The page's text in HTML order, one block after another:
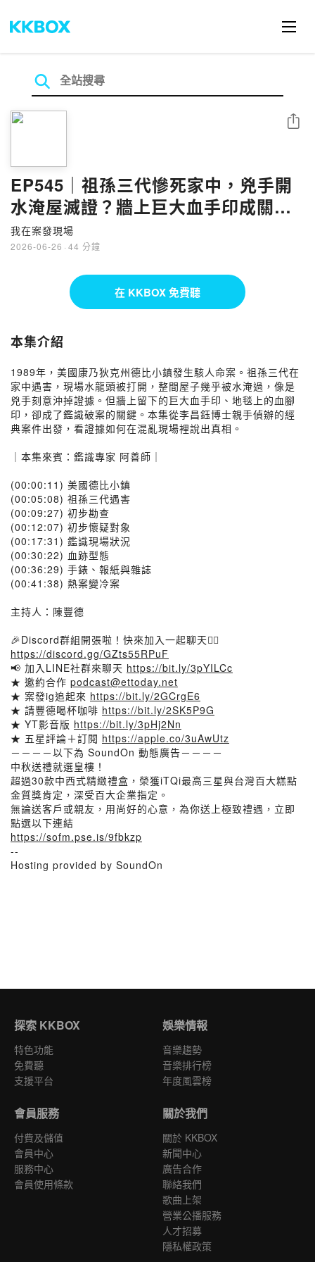
EP545｜祖孫三代慘死家中，兇手開
水淹屋滅證？牆上巨大血手印成關鍵
證據｜神秘血手印●上
我在案發現場
2026-06-26 · 44 分鐘
分享
在 KKBOX 免費聽
本集介紹
1989年，美國康乃狄克州德比小鎮發生駭人命案。祖孫三代在
家中遇害，現場水龍頭被打開，整間屋子幾乎被水淹過，像是
兇手刻意沖掉證據。但牆上留下的巨大血手印、地毯上的血腳
印，卻成了鑑識破案的關鍵。本集從李昌鈺博士親手偵辦的經
典案件出發，看證據如何在混亂現場裡說出真相。
｜本集來賓：鑑識專家 阿善師｜
(00:00:11) 美國德比小鎮
(00:05:08) 祖孫三代遇害
(00:09:27) 初步勘查
(00:12:07) 初步懷疑對象
(00:17:31) 鑑識現場狀況
(00:30:22) 血跡型態
(00:36:29) 手錶、報紙與雜誌
(00:41:38) 熱案變冷案
主持人：陳豐德
🎉Discord群組開張啦！快來加入一起聊天👉🏻
https://discord.gg/GZts55RPuF
📢 加入LINE社群來聊天 https://bit.ly/3pYILCc
★ 邀約合作 podcast@ettoday.net
★ 案發ig追起來 https://bit.ly/2GCrgE6
★ 請豐德喝杯咖啡 https://bit.ly/2SK5P9G
★ YT影音版 https://bit.ly/3pHj2Nn
★ 五星評論＋訂閱 https://apple.co/3uAwUtz
－－－－以下為 SoundOn 動態廣告－－－－
中秋送禮就選皇樓！
超過30款中西式精緻禮盒，榮獲iTQi最高三星與台灣百大糕點
金質獎肯定，深受百大企業指定。
無論送客戶或親友，用尚好的心意，為你送上極致禮遇，立即
點選以下連結
https://sofm.pse.is/9fbkzp
--
Hosting provided by SoundOn
探索 KKBOX
特色功能
免費聽
支援平台
娛樂情報
音樂趨勢
音樂排行榜
年度風雲榜
會員服務
付費及儲值
會員中心
服務中心
會員使用條款
關於我們
關於 KKBOX
新聞中心
廣告合作
聯絡我們
歌曲上架
營業公播服務
人才招募
隱私權政策